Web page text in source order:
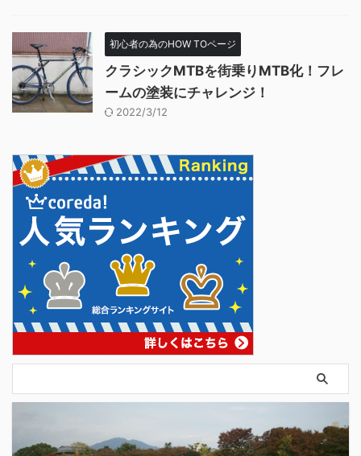
初心者の為のHOW TOページ
クラシックMTBを街乗りMTB化！フレ
ームの塗装にチャレンジ！
2022/3/12